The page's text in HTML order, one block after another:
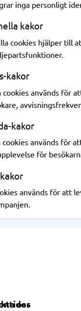
inga personligt
kakor
cookies hjälper till
kakor
cookies används för
kakor
cookies används för
för
används för att
oss